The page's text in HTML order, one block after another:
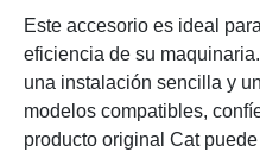
Este accesorio es ideal
eficiencia de su
una instalación sencilla y
modelos compatibles,
producto original Cat puede